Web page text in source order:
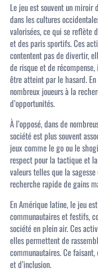
Le jeu est souvent un miroir
dans les cultures
valorisées, ce qui se reflète
et des paris sportifs. Ces
contentent pas de divertir,
de risque et de
être atteint par le hasard.
nombreux joueurs à la
d’opportunités.
À l’opposé, dans de
société est plus souvent
jeux comme le go ou le
respect pour la tactique et
valeurs telles que la
recherche rapide de gains
En Amérique latine, le jeu
communautaires et festifs,
société en plein air. Ces
elles permettent de
communautaires. Ce
et d’inclusion.